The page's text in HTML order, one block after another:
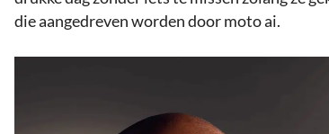
die aangedreven worden door moto ai.